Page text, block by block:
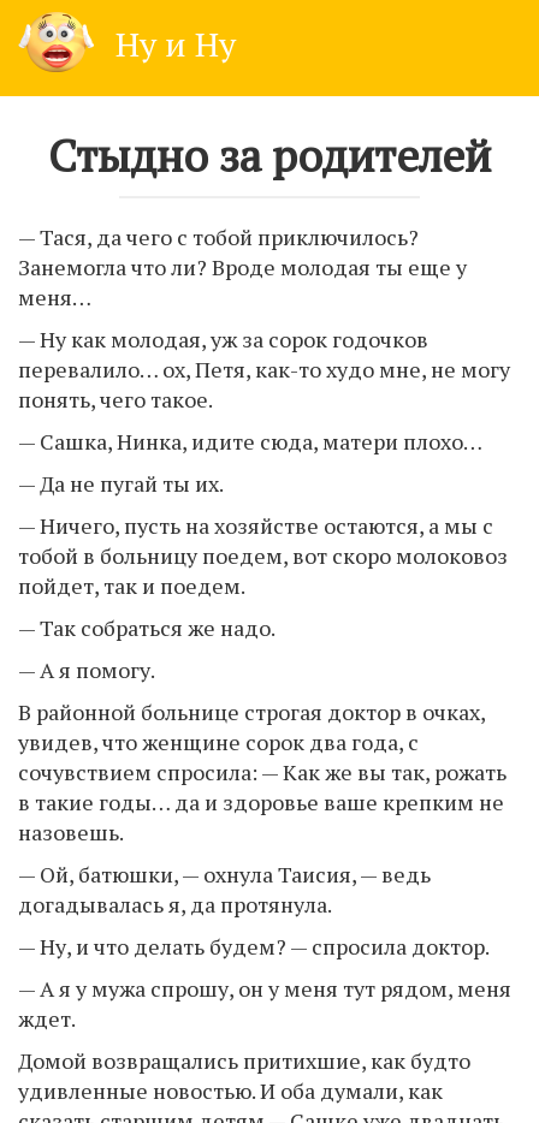
content
Ну и Ну
Стыдно за родителей
— Тася, да чего с тобой приключилось?
Занемогла что ли? Вроде молодая ты еще у
меня…
— Ну как молодая, уж за сорок годочков
перевалило… ох, Петя, как-то худо мне, не могу
понять, чего такое.
— Сашка, Нинка, идите сюда, матери плохо…
— Да не пугай ты их.
— Ничего, пусть на хозяйстве остаются, а мы с
тобой в больницу поедем, вот скоро молоковоз
пойдет, так и поедем.
— Так собраться же надо.
— А я помогу.
В районной больнице строгая доктор в очках,
увидев, что женщине сорок два года, с
сочувствием спросила: — Как же вы так, рожать
в такие годы… да и здоровье ваше крепким не
назовешь.
— Ой, батюшки, — охнула Таисия, — ведь
догадывалась я, да протянула.
— Ну, и что делать будем? — спросила доктор.
— А я у мужа спрошу, он у меня тут рядом, меня
ждет.
Домой возвращались притихшие, как будто
удивленные новостью. И оба думали, как